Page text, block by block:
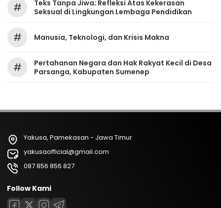
#
Teks Tanpa Jiwa; Refleksi Atas Kekerasan
Seksual di Lingkungan Lembaga Pendidikan
# Manusia, Teknologi, dan Krisis Makna
#
Pertahanan Negara dan Hak Rakyat Kecil di Desa
Parsanga, Kabupaten Sumenep
Yakusa, Pamekasan - Jawa Timur
yakusaofficial@gmail.com
087 856 856 827
Follow Kami